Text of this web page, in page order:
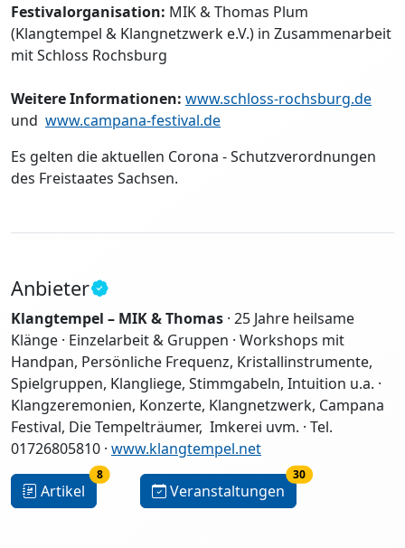
Festivalorganisation: MIK & Thomas Plum
(Klangtempel & Klangnetzwerk e.V.) in Zusammenarbeit
mit Schloss Rochsburg
Weitere Informationen: www.schloss-rochsburg.de
und www.campana-festival.de
Es gelten die aktuellen Corona - Schutzverordnungen
des Freistaates Sachsen.
Anbieter
Klangtempel – MIK & Thomas · 25 Jahre heilsame
Klänge · Einzelarbeit & Gruppen · Workshops mit
Handpan, Persönliche Frequenz, Kristallinstrumente,
Spielgruppen, Klangliege, Stimmgabeln, Intuition u.a. ·
Klangzeremonien, Konzerte, Klangnetzwerk, Campana
Festival, Die Tempelträumer, Imkerei uvm. · Tel.
01726805810 · www.klangtempel.net
Artikel
8
Veranstaltungen
30